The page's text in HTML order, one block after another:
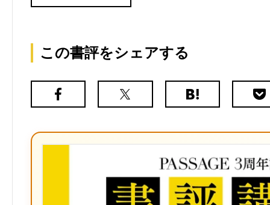
この書評をシェアする
Facebook
X（旧
は
ク
マ
ー
ク